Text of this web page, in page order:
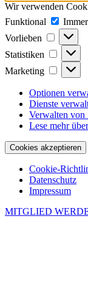
Wir verwenden
Funktional
Vorlieben
Statistiken
Marketing
Optionen
Dienste
Verwalten
Lese mehr
Cookies akzeptieren
Cookie-
Datenschutz
Impressum
MITGLIED